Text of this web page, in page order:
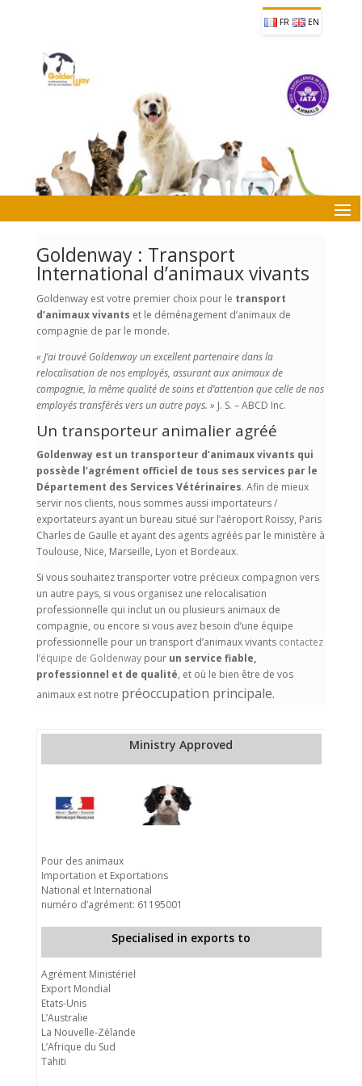
FR EN
Goldenway : Transport
International d’animaux vivants
Goldenway est votre premier choix pour le transport
d’animaux vivants et le déménagement d’animaux de
compagnie de par le monde.
« J’ai trouvé Goldenway un excellentpartenaire dans la
relocalisation de nos employés, assurantaux animaux de
compagnie, la même qualité de soins et d’attention que celle de nos
employés transférés vers un autre pays. » J. S. – ABCD Inc.
Un transporteur animalier agréé
Goldenway est un transporteur d’animaux vivants qui
possède l’agrément officiel de tous ses services par le
Département des Services Vétérinaires. Afin de mieux
servir nos clients, nous sommes aussi importateurs /
exportateurs ayant un bureau situé sur l’aéroport Roissy, Paris
Charles de Gaulle et ayant des agents agréés par le ministère à
Toulouse, Nice, Marseille, Lyon et Bordeaux.
Si vous souhaitez transporter votre précieux compagnon vers
un autre pays, si vous organisez une relocalisation
professionnelle qui inclut un ou plusieurs animaux de
compagnie, ou encore si vous avez besoin d’une équipe
professionnelle pour un transport d’animaux vivants contactez
l’équipe de Goldenwaypour un service fiable,
professionnel et de qualité, et où le bien être de vos
animaux est notre préoccupation principale.
Ministry Approved
Pour des animaux
Importation et Exportations
National et International
numéro d’agrément: 61195001
Specialised in exports to
Agrément Ministériel
Export Mondial
Etats-Unis
L’Australie
La Nouvelle-Zélande
L’Afrique du Sud
Tahiti